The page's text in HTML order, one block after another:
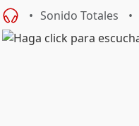
Sonido Totales